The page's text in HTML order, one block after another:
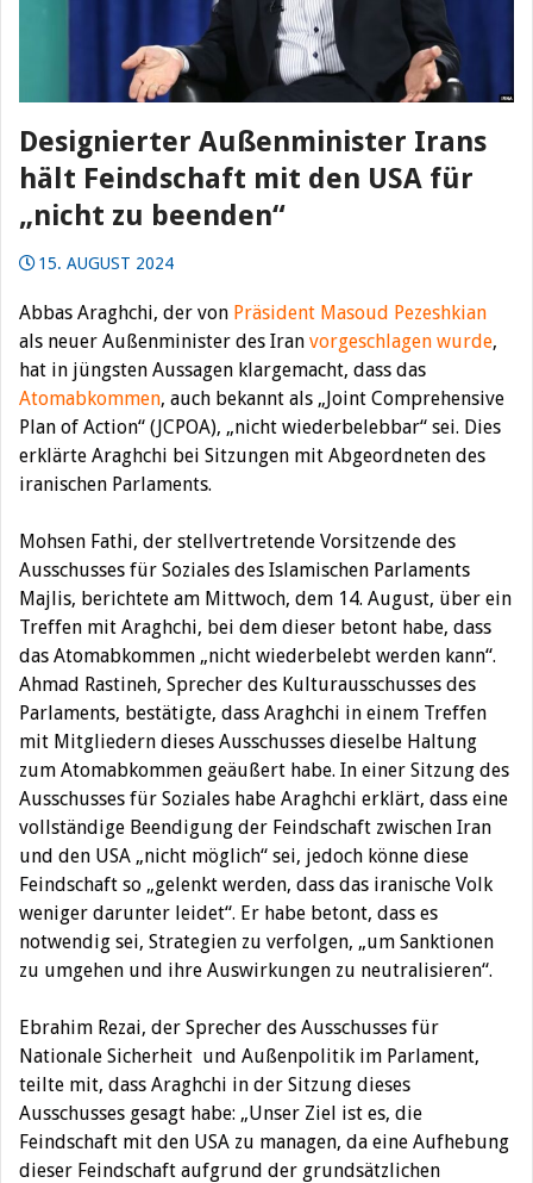
Designierter Außenminister Irans
hält Feindschaft mit den USA für
„nicht zu beenden“
15. AUGUST 2024
Abbas Araghchi, der von Präsident Masoud Pezeshkian
als neuer Außenminister des Iran vorgeschlagen wurde,
hat in jüngsten Aussagen klargemacht, dass das
Atomabkommen, auch bekannt als „Joint Comprehensive
Plan of Action“ (JCPOA), „nicht wiederbelebbar“ sei. Dies
erklärte Araghchi bei Sitzungen mit Abgeordneten des
iranischen Parlaments.
Mohsen Fathi, der stellvertretende Vorsitzende des
Ausschusses für Soziales des Islamischen Parlaments
Majlis, berichtete am Mittwoch, dem 14. August, über ein
Treffen mit Araghchi, bei dem dieser betont habe, dass
das Atomabkommen „nicht wiederbelebt werden kann“.
Ahmad Rastineh, Sprecher des Kulturausschusses des
Parlaments, bestätigte, dass Araghchi in einem Treffen
mit Mitgliedern dieses Ausschusses dieselbe Haltung
zum Atomabkommen geäußert habe. In einer Sitzung des
Ausschusses für Soziales habe Araghchi erklärt, dass eine
vollständige Beendigung der Feindschaft zwischen Iran
und den USA „nicht möglich“ sei, jedoch könne diese
Feindschaft so „gelenkt werden, dass das iranische Volk
weniger darunter leidet“. Er habe betont, dass es
notwendig sei, Strategien zu verfolgen, „um Sanktionen
zu umgehen und ihre Auswirkungen zu neutralisieren“.
Ebrahim Rezai, der Sprecher des Ausschusses für
Nationale Sicherheit und Außenpolitik im Parlament,
teilte mit, dass Araghchi in der Sitzung dieses
Ausschusses gesagt habe: „Unser Ziel ist es, die
Feindschaft mit den USA zu managen, da eine Aufhebung
dieser Feindschaft aufgrund der grundsätzlichen